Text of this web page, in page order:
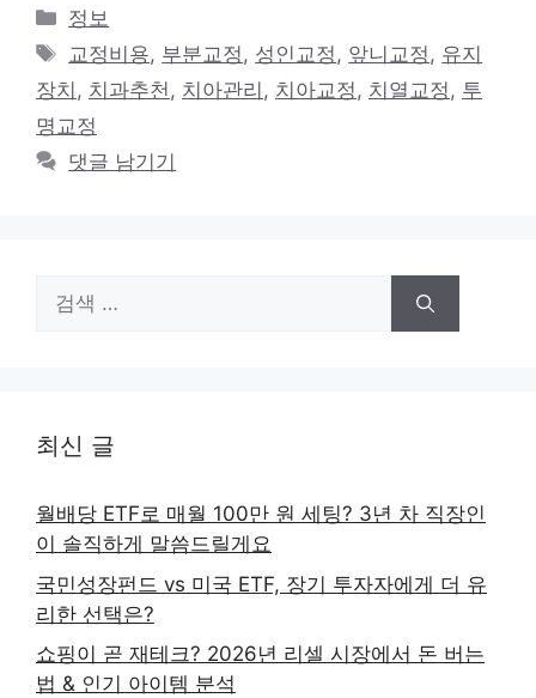
카
테
리
정보
태
그
교정비용, 부분교정, 성인교정, 앞니교정, 유지
장치 , 치과추천, 치아관리 , 치아교정, 치열교정, 투
명교정
댓글 남기기
색:
최신 글
월배당 ETF로 매월 100만 원 세팅? 3년 차 직장인
이 솔직하게 말씀드릴게요
국민성장펀드 vs 미국 ETF, 장기 투자자에게 더 유
리한 선택은?
쇼핑이 곧 재테크? 2026년 리셀 시장에서 돈 버는
법 & 인기 아이템 분석